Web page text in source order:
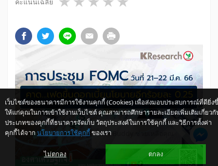
คะแนนเฉลี่ย
เว็บไซต์ของธนาคารมีการใช้งานคุกกี้ (Cookies) เพื่อส่งมอบประสบการณ์ที่ดียิ่ง
ให้แก่คุณในการเข้าใช้งานเว็บไซต์ คุณสามารถศึกษารายละเอียดเพิ่มเติมเกี่ยวกั
ประเภทของคุกกี้ที่ธนาคารจัดเก็บ วัตถุประสงค์ในการใช้คุกกี้ และวิธีการตั้งค่า
คุกกี้ได้จาก นโยบายการใช้คุกกี้ของเรา
ไม่ตกลง ตกลง
ให้ K-Buddy ช่วยเหลือคุณ